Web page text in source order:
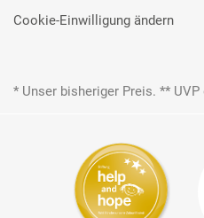
Cookie-Einwilligung ändern
* Unser bisheriger Preis. **